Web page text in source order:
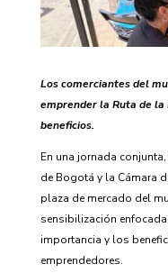
Los comerciantes del
emprender la Ruta de
beneficios.
En una jornada
de Bogotá y la Cámara
plaza de mercado del
sensibilización
importancia y los
emprendedores.